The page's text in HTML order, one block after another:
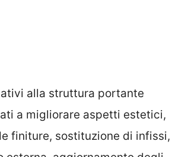
alla struttura portante
a migliorare aspetti estetici,
finiture, sostituzione di infissi,